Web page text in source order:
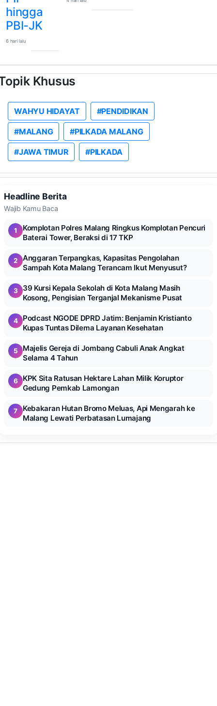
hingga
PBI-JK
6 hari lalu
Khusus
WAHYU HIDAYAT #PENDIDIKAN
#MALANG #PILKADA MALANG
#JAWA TIMUR #PILKADA
Headline Berita
Wajib Kamu Baca
1
Komplotan Polres Malang Ringkus Komplotan Pencuri
Baterai Tower, Beraksi di 17 TKP
2
Anggaran Terpangkas, Kapasitas Pengolahan
Sampah Kota Malang Terancam Ikut Menyusut?
3
39 Kursi Kepala Sekolah di Kota Malang Masih
Kosong, Pengisian Terganjal Mekanisme Pusat
4
Podcast NGODE DPRD Jatim: Benjamin Kristianto
Kupas Tuntas Dilema Layanan Kesehatan
5
Majelis Gereja di Jombang Cabuli Anak Angkat
Selama 4 Tahun
6
KPK Sita Ratusan Hektare Lahan Milik Koruptor
Gedung Pemkab Lamongan
7
Kebakaran Hutan Bromo Meluas, Api Mengarah ke
Malang Lewati Perbatasan Lumajang